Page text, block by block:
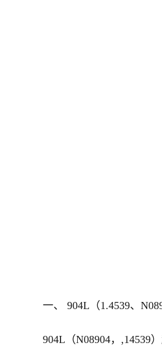
一、 904L（1.4539、
904L（N08904，,14539